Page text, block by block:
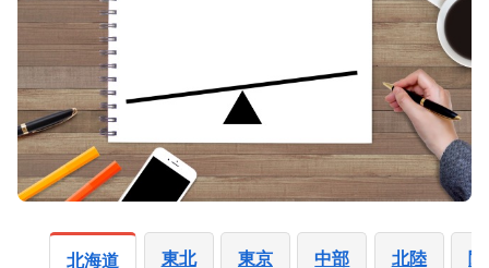
北海道 東北 東京 中部 北陸